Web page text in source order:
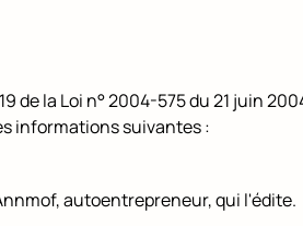
de la Loi n° 2004-575 du 21 juin
informations suivantes :
autoentrepreneur, qui l'édite.